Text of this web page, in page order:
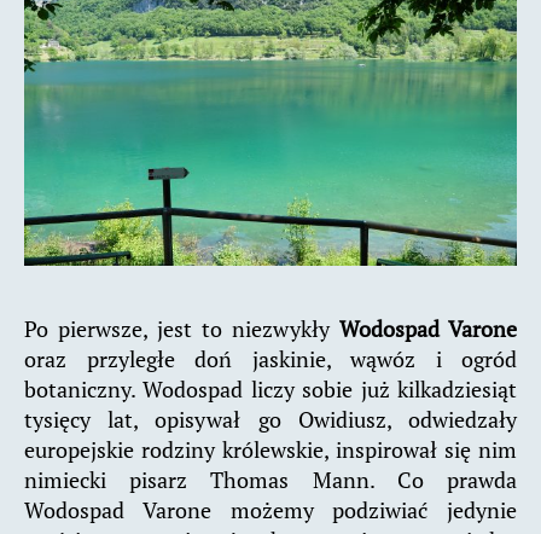
Po pierwsze, jest to niezwykły Wodospad Varone
oraz przyległe doń jaskinie, wąwóz i ogród
botaniczny. Wodospad liczy sobie już kilkadziesiąt
tysięcy lat, opisywał go Owidiusz, odwiedzały
europejskie rodziny królewskie, inspirował się nim
nimiecki pisarz Thomas Mann. Co prawda
Wodospad Varone możemy podziwiać jedynie